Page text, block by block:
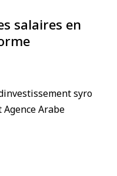
salaires en